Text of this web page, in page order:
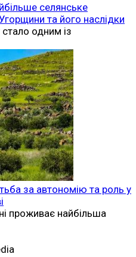
селянське
та його наслідки
одним із
за автономію та роль у
проживає найбільша